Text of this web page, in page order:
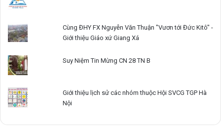
Cùng ĐHY FX Nguyễn Văn Thuận "Vươn tới Đức Kitô" -
Giới thiệu Giáo xứ Giang Xá
Suy Niệm Tin Mừng CN 28 TN B
Giới thiệu lịch sử các nhóm thuộc Hội SVCG TGP Hà
Nội